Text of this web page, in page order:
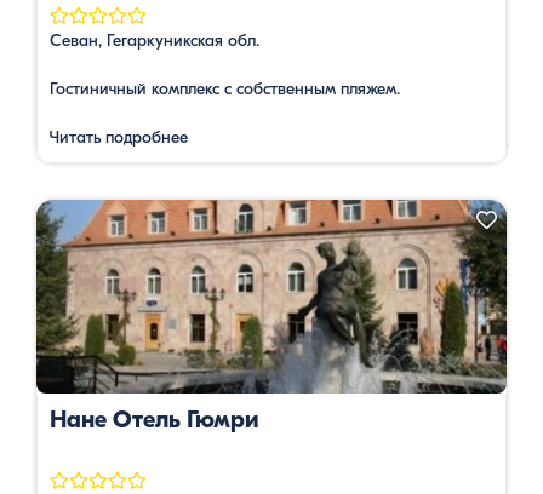
Севан, Гегаркуникская обл.
Гостиничный комплекс с собственным пляжем.
Читать подробнее
Нане Отель Гюмри